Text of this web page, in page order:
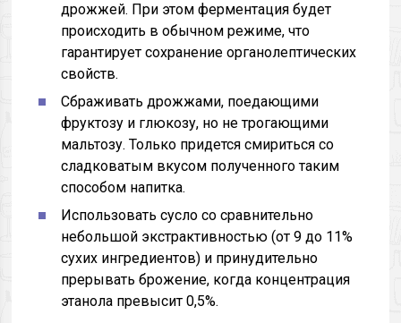
дрожжей. При этом ферментация будет
происходить в обычном режиме, что
гарантирует сохранение органолептических
свойств.
Сбраживать дрожжами, поедающими
фруктозу и глюкозу, но не трогающими
мальтозу. Только придется смириться со
сладковатым вкусом полученного таким
способом напитка.
Использовать сусло со сравнительно
небольшой экстрактивностью (от 9 до 11%
сухих ингредиентов) и принудительно
прерывать брожение, когда концентрация
этанола превысит 0,5%.